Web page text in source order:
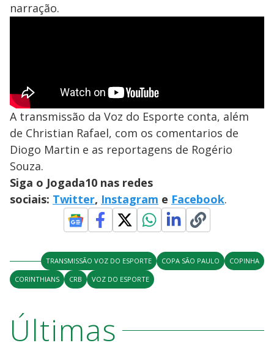
narração.
A transmissão da Voz do Esporte conta, além
de Christian Rafael, com os comentarios de
Diogo Martin e as reportagens de Rogério
Souza.
Siga o Jogada10 nas redes
sociais: Twitter, Instagram e Facebook.
TRANSMISSÃO VOZ DO ESPORTE COPA SÃO PAULO
COPINHA
CORINTHIANS
CRB VOZ DO ESPORTE
Últimas